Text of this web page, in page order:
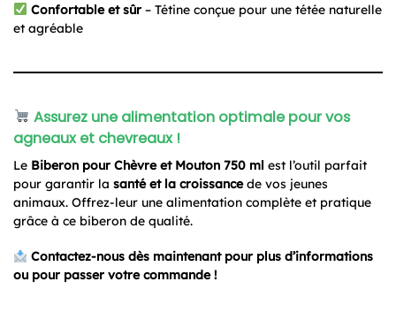
Confortable et sûr– Tétine conçue pour une tétée naturelle
et agréable
Assurez une alimentation optimale pour vos
agneaux et chevreaux !
Le Biberon pour Chèvre et Mouton 750 ml est l’outil parfait
pour garantir la santé et la croissancede vos jeunes
animaux. Offrez-leur une alimentation complète et pratique
grâce à ce biberon de qualité.
Contactez-nous dès maintenant pour plus d’informations
ou pour passer votre commande !